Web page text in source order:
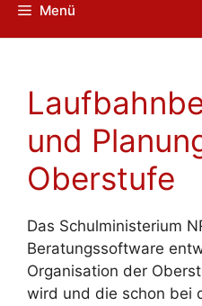
Menü
und
Oberstufe
Das Schulministerium
Beratungssoftware
Organisation der
wird und die schon bei